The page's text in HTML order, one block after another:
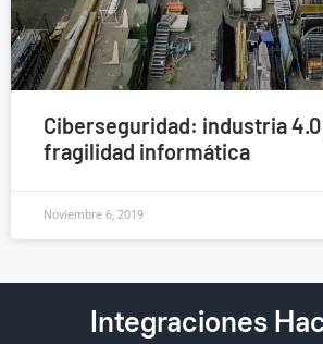
Ciberseguridad: industria 4.0
fragilidad informática
Noviembre 6, 2019
Integraciones